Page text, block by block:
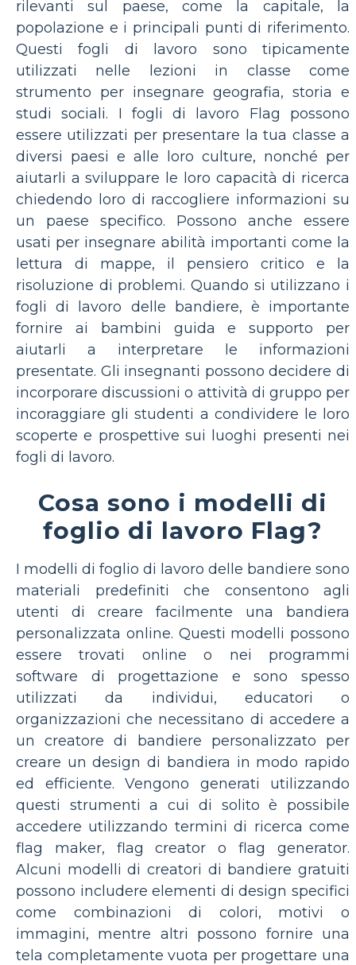
rilevanti sul paese, come la capitale, la
popolazione e i principali punti di riferimento.
Questi fogli di lavoro sono tipicamente
utilizzati nelle lezioni in classe come
strumento per insegnare geografia, storia e
studi sociali. I fogli di lavoro Flag possono
essere utilizzati per presentare la tua classe a
diversi paesi e alle loro culture, nonché per
aiutarli a sviluppare le loro capacità di ricerca
chiedendo loro di raccogliere informazioni su
un paese specifico. Possono anche essere
usati per insegnare abilità importanti come la
lettura di mappe, il pensiero critico e la
risoluzione di problemi. Quando si utilizzano i
fogli di lavoro delle bandiere, è importante
fornire ai bambini guida e supporto per
aiutarli a interpretare le informazioni
presentate. Gli insegnanti possono decidere di
incorporare discussioni o attività di gruppo per
incoraggiare gli studenti a condividere le loro
scoperte e prospettive sui luoghi presenti nei
fogli di lavoro.
Cosa sono i modelli di
foglio di lavoro Flag?
I modelli di foglio di lavoro delle bandiere sono
materiali predefiniti che consentono agli
utenti di creare facilmente una bandiera
personalizzata online. Questi modelli possono
essere trovati online o nei programmi
software di progettazione e sono spesso
utilizzati da individui, educatori o
organizzazioni che necessitano di accedere a
un creatore di bandiere personalizzato per
creare un design di bandiera in modo rapido
ed efficiente. Vengono generati utilizzando
questi strumenti a cui di solito è possibile
accedere utilizzando termini di ricerca come
flag maker, flag creator o flag generator.
Alcuni modelli di creatori di bandiere gratuiti
possono includere elementi di design specifici
come combinazioni di colori, motivi o
immagini, mentre altri possono fornire una
tela completamente vuota per progettare una